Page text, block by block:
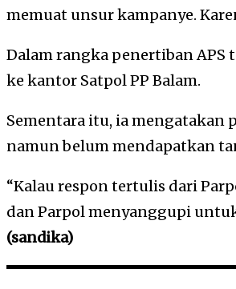
memuat unsur kampanye.
Dalam rangka penertiban APS
ke kantor Satpol PP Balam.
Sementara itu, ia mengatakan
namun belum mendapatkan
“Kalau respon tertulis dari
dan Parpol menyanggupi
(sandika)